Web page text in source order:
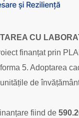
CU
finanțat prin
5. Adoptarea
de
fiind de